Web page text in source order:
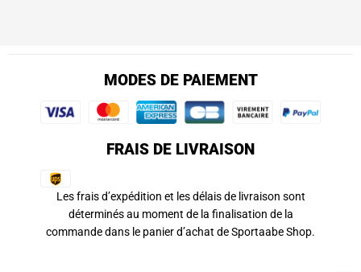
MODES DE PAIEMENT
FRAIS DE LIVRAISON
Les frais d’expédition et les délais de livraison sont
déterminés au moment de la finalisation de la
commande dans le panier d’achat de Sportaabe Shop.